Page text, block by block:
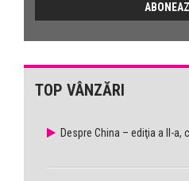
TOP VÂNZĂRI
Despre China – ediţia a II-a,